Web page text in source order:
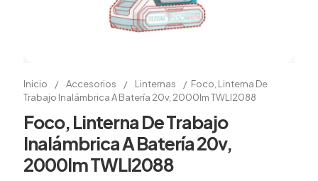
Inicio / Accesorios / Linternas / Foco, Linterna De
Trabajo Inalámbrica A Batería 20v, 2000lm TWLI2088
Foco, Linterna De Trabajo
Inalámbrica A Batería 20v,
2000lm TWLI2088